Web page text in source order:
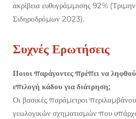
ακρίβεια ευθυγράμμισης 92%
Σιδηροδρόμων 2023).
Συχνές Ερωτήσεις
Ποιοι παράγοντες πρέπει να
επιλογή κάδου για διάτρηση;
Οι βασικές παράμετροι
γεωλογικών σχηματισμών που